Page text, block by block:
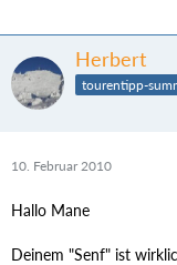
Herbert
tourentipp-
10. Februar 2010
Hallo Mane
Deinem "Senf" ist